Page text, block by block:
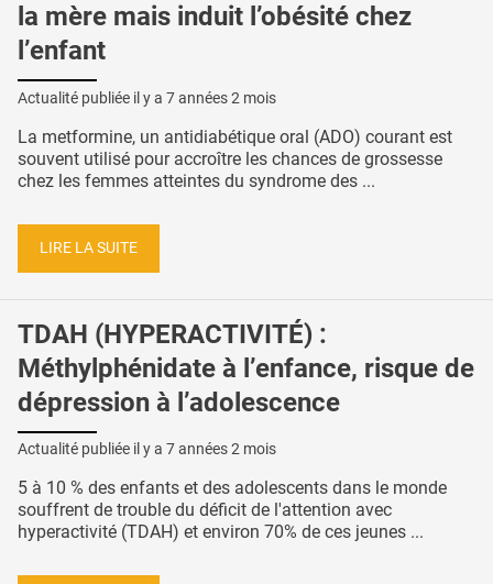
la mère mais induit l’obésité chez
l’enfant
Actualité publiée il y a 7 années 2 mois
La metformine, un antidiabétique oral (ADO) courant est
souvent utilisé pour accroître les chances de grossesse
chez les femmes atteintes du syndrome des ...
LIRE LA SUITE
TDAH (HYPERACTIVITÉ) :
Méthylphénidate à l’enfance, risque de
dépression à l’adolescence
Actualité publiée il y a 7 années 2 mois
5 à 10 % des enfants et des adolescents dans le monde
souffrent de trouble du déficit de l'attention avec
hyperactivité (TDAH) et environ 70% de ces jeunes ...